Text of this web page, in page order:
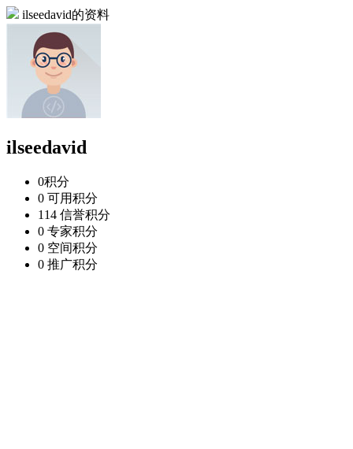
ilseedavid的资料
ilseedavid
0积分
0 可用积分
114 信誉积分
0 专家积分
0 空间积分
0 推广积分